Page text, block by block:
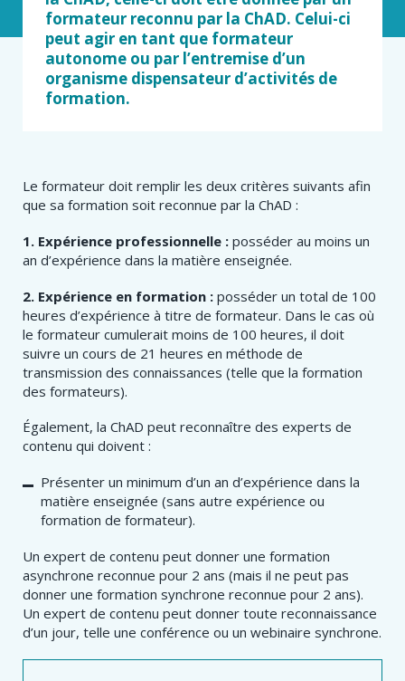
formateur reconnu par la ChAD. Celui-ci
peut agir en tant que formateur
autonome ou par l’entremise d’un
organisme dispensateur d’activités de
formation.
Le formateur doit remplir les deux critères suivants afin
que sa formation soit reconnue par la ChAD :
1. Expérience professionnelle : posséder au moins un
an d’expérience dans la matière enseignée.
2. Expérience en formation : posséder un total de 100
heures d’expérience à titre de formateur. Dans le cas où
le formateur cumulerait moins de 100 heures, il doit
suivre un cours de 21 heures en méthode de
transmission des connaissances (telle que la formation
des formateurs).
Également, la ChAD peut reconnaître des experts de
contenu qui doivent :
Présenter un minimum d’un an d’expérience dans la
matière enseignée (sans autre expérience ou
formation de formateur).
Un expert de contenu peut donner une formation
asynchrone reconnue pour 2 ans (mais il ne peut pas
donner une formation synchrone reconnue pour 2 ans).
Un expert de contenu peut donner toute reconnaissance
d’un jour, telle une conférence ou un webinaire synchrone.